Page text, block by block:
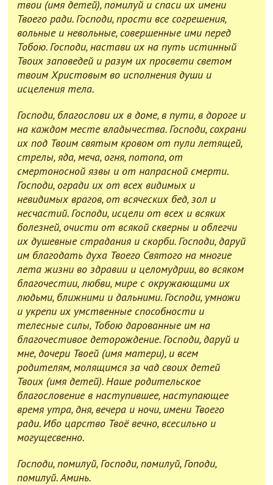
твои (имя детей), помилуй и спаси их имени
Твоего ради. Господи, прости все согрешения,
вольные и невольные, совершенные ими перед
Тобою. Господи, настави их на путь истинный
Твоих заповедей и разум их просвети светом
твоим Христовым во исполнения души и
исцеления тела.
Господи, благослови их в доме, в пути, в дороге и
на каждом месте владычества. Господи, сохрани
их под Твоим святым кровом от пули летящей,
стрелы, яда, меча, огня, потопа, от
смертоносной язвы и от напрасной смерти.
Господи, огради их от всех видимых и
невидимых врагов, от всяческих бед, зол и
несчастий. Господи, исцели от всех и всяких
болезней, очисти от всякой скверны и облегчи
их душевные страдания и скорби. Господи, даруй
им благодать духа Твоего Святого на многие
лета жизни во здравии и целомудрии, во всяком
благочестии, любви, мире с окружающими их
людьми, ближними и дальними. Господи, умножи
и укрепи их умственные способности и
телесные силы, Тобою дарованные им на
благочестивое деторождение. Господи, даруй и
мне, дочери Твоей (имя матери), и всем
родителям, молящимся за чад своих детей
Твоих (имя детей). Наше родительское
благословение в наступившее, наступающее
время утра, дня, вечера и ночи, имени Твоего
ради. Ибо царство Твоё вечно, всесильно и
могущесвенно.
Господи, помилуй, Господи, помилуй,Гоподи,
помилуй.Аминь.